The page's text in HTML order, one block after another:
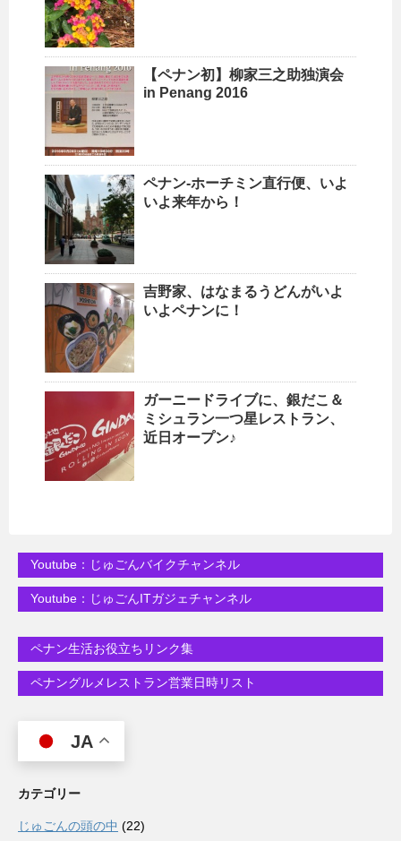
【ペナン初】柳家三之助独演会
in Penang 2016
ペナン-ホーチミン直行便、いよ
いよ来年から！
吉野家、はなまるうどんがいよ
いよペナンに！
ガーニードライブに、銀だこ＆
ミシュラン一つ星レストラン、
近日オープン♪
Youtube：じゅごんバイクチャンネル
Youtube：じゅごんITガジェチャンネル
ペナン生活お役立ちリンク集
ペナングルメレストラン営業日時リスト
JA
カテゴリー
じゅごんの頭の中 (22)